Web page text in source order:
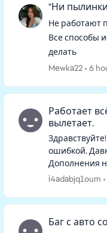
"Ни
Не работают
Все способы
делать
Mewka22
6
Работает
вылетает.
ошибкой.
Дополнения
семьи на
i4adabjq1oum
Баг с авто